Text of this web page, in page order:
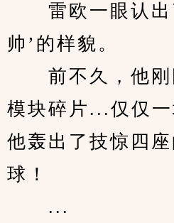
雷欧一眼认出
帅’的样貌。
前不久，他刚
模块碎片...仅仅
他轰出了技惊四
球！
...